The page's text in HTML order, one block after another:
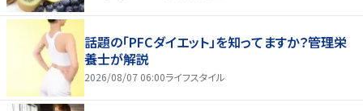
話題の「PFCダイエット」を知ってますか？管理栄
養士が解説
2026/08/07 06:00ライフスタイル